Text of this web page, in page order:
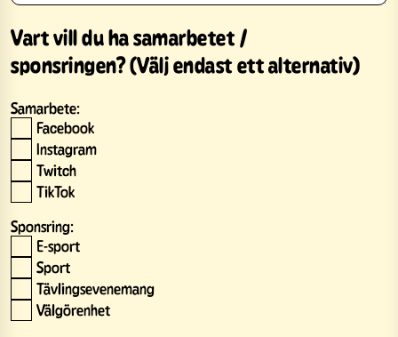
Vart vill du ha samarbetet /
sponsringen? (Välj endast ett alternativ)
Samarbete:
Facebook
Instagram
Twitch
TikTok
Sponsring:
E-sport
Sport
Tävlingsevenemang
Välgörenhet